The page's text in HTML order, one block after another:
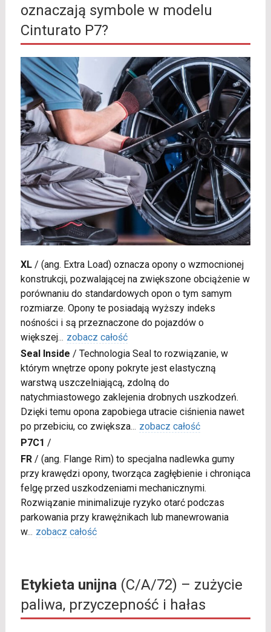
oznaczają symbole w modelu
Cinturato P7?
XL/ (ang. Extra Load) oznacza opony o wzmocnionej
konstrukcji, pozwalającej na zwiększone obciążenie w
porównaniu do standardowych opon o tym samym
rozmiarze. Opony te posiadają wyższy indeks
nośności i są przeznaczone do pojazdów o
większej... zobacz całość
Seal Inside / Technologia Seal to rozwiązanie, w
którym wnętrze opony pokryte jest elastyczną
warstwą uszczelniającą, zdolną do
natychmiastowego zaklejenia drobnych uszkodzeń.
Dzięki temu opona zapobiega utracie ciśnienia nawet
po przebiciu, co zwiększa... zobacz całość
P7C1 /
FR/ (ang. Flange Rim) to specjalna nadlewka gumy
przy krawędzi opony, tworząca zagłębienie i chroniąca
felgę przed uszkodzeniami mechanicznymi.
Rozwiązanie minimalizuje ryzyko otarć podczas
parkowania przy krawężnikach lub manewrowania
w... zobacz całość
Etykieta unijna(C/A/72) – zużycie
paliwa, przyczepność i hałas